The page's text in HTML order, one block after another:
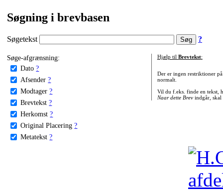
Søgning i brevbasen
Søgetekst ?
Søge-afgrænsning:
Dato ?
Afsender ?
Modtager ?
Brevtekst ?
Herkomst ?
Original Placering ?
Metatekst ?
Hjælp til Brevtekst:
Der er ingen restriktioner
normalt.
Vil du f.eks. finde en tekst,
Naar dette Brevindgår, skal